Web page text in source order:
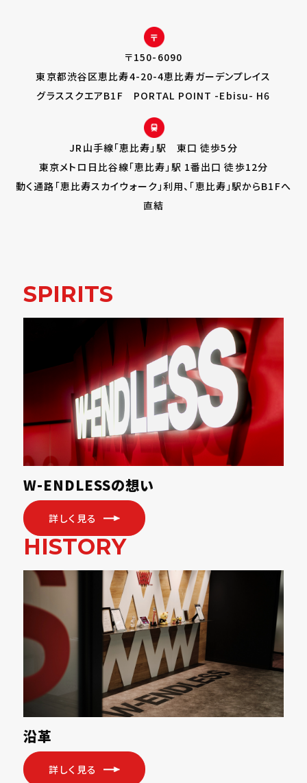
〒150-6090
東京都渋谷区恵比寿4-20-4恵比寿ガーデンプレイス
グラススクエアB1F PORTAL POINT -Ebisu- H6
JR山手線「恵比寿」駅 東口 徒歩5分
東京メトロ日比谷線「恵比寿」駅 1番出口 徒歩12分
動く通路「恵比寿スカイウォーク」利用、「恵比寿」駅からB1Fへ
直結
SPIRITS
W-ENDLESSの想い
詳しく見る
HISTORY
沿革
詳しく見る